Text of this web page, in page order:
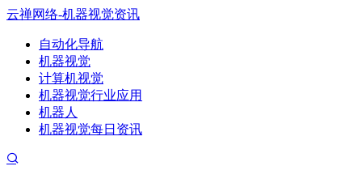
云禅网络-机器视觉资讯
自动化导航
机器视觉
计算机视觉
机器视觉行业应用
机器人
机器视觉每日资讯